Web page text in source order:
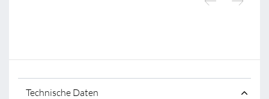
Technische Daten